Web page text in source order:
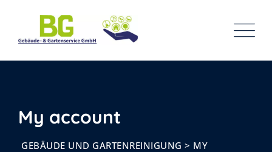
content
My account
GEBÄUDE UND GARTENREINIGUNG > MY